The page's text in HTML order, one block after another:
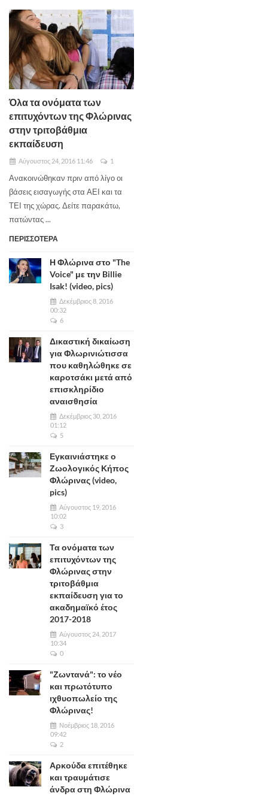
Όλα τα ονόματα των
επιτυχόντων της Φλώρινας
στην τριτοβάθμια
εκπαίδευση
Αύγουστος 24, 2016 11:46 1
Ανακοινώθηκαν πριν από λίγο οι
βάσεις εισαγωγής στα ΑΕΙ και τα
ΤΕΙ της χώρας. Δείτε παρακάτω,
πατώντας ...
ΠΕΡΙΣΣΟΤΕΡΑ
Η Φλώρινα στο "The
Voice" με την Billie
Isak! (video, pics)
Δεκέμβριος 8, 2016
00:32
6
Δικαστική δικαίωση
για Φλωρινιώτισσα
που καθηλώθηκε σε
καροτσάκι μετά από
επισκληρίδιο
αναισθησία
Δεκέμβριος 30, 2016
01:12
5
Εγκαινιάστηκε ο
Ζωολογικός Κήπος
Φλώρινας (video,
pics)
Αύγουστος 19, 2016
10:02
3
Τα ονόματα των
επιτυχόντων της
Φλώρινας στην
τριτοβάθμια
εκπαίδευση για το
ακαδημαϊκό έτος
2017-2018
Αύγουστος 24, 2017
10:34
0
"Ζωντανά": το νέο
και πρωτότυπο
ιχθυοπωλείο της
Φλώρινας!
Νοέμβριος 18, 2016
09:42
2
Αρκούδα επιτέθηκε
και τραυμάτισε
άνδρα στη Φλώρινα